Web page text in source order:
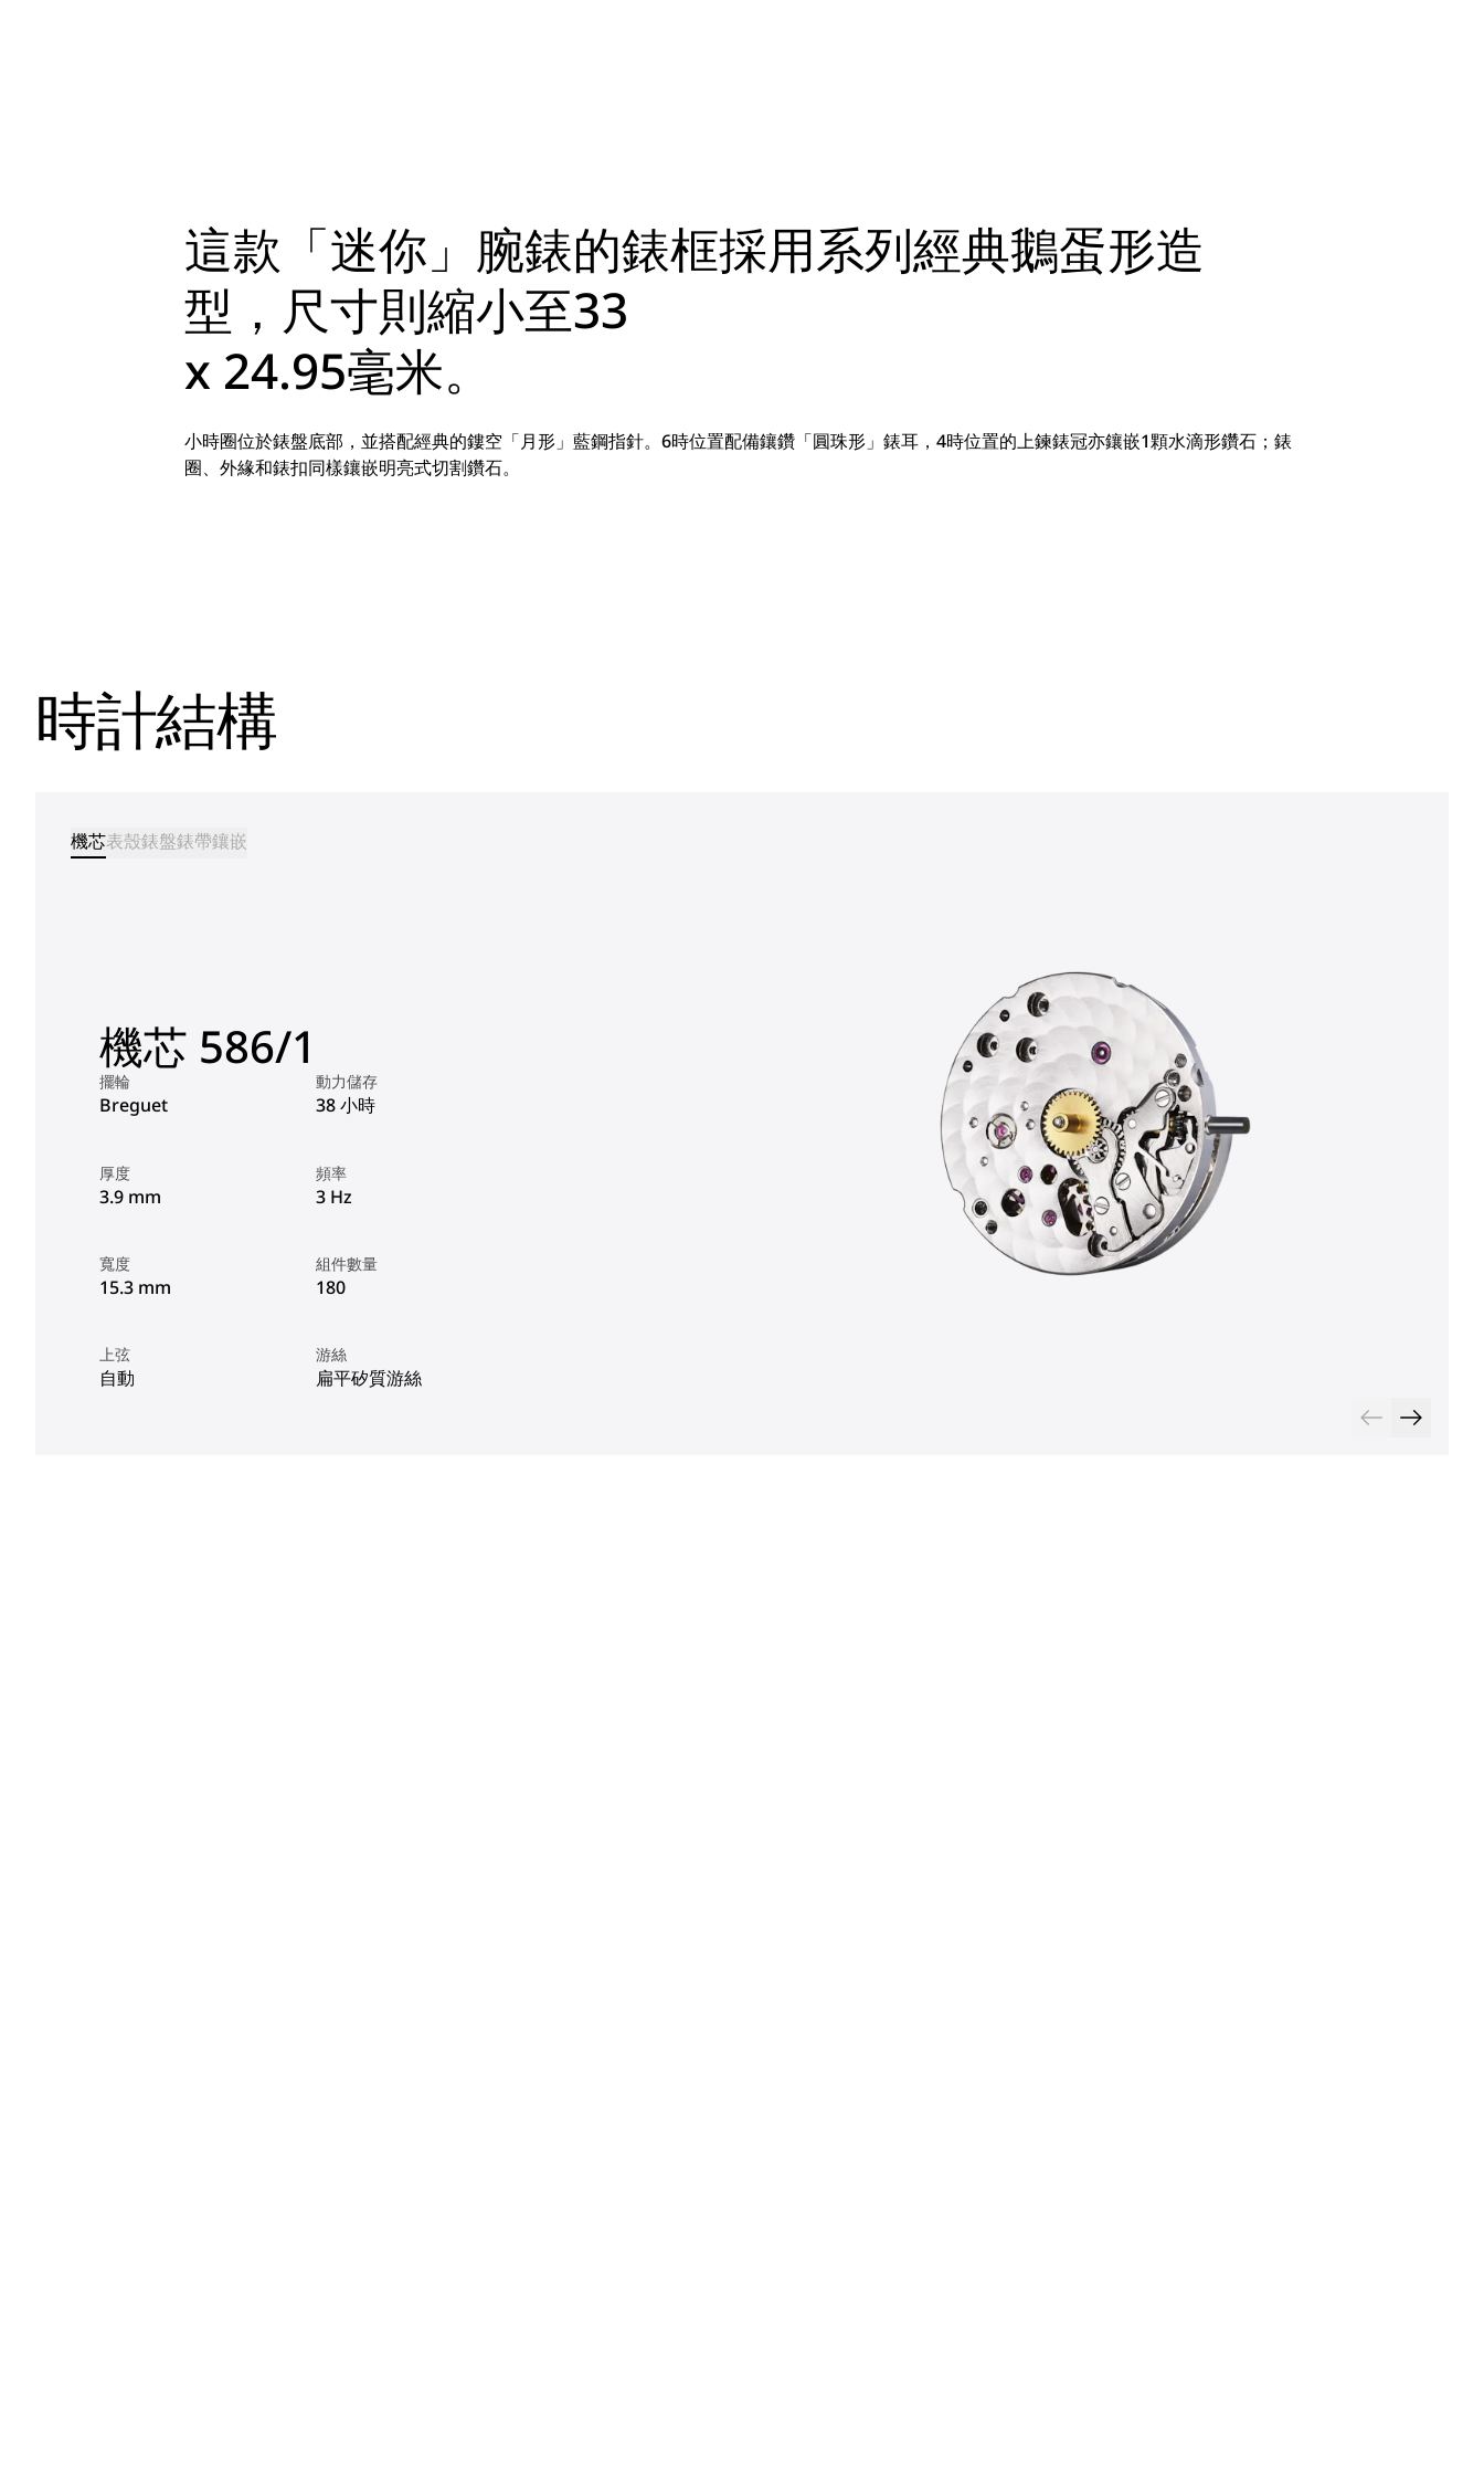
這款「迷你」腕錶的錶框採用系列經典鵝蛋形造
型，尺寸則縮小至33
x 24.95毫米。
小時圈位於錶盤底部，並搭配經典的鏤空「月形」藍鋼指針。6時位置配備鑲鑽「圓珠形」錶耳，4時位置的上鍊錶冠亦鑲嵌1顆水滴形鑽石；錶
圈、外緣和錶扣同樣鑲嵌明亮式切割鑽石。
時計結構
機芯表殼錶盤錶帶鑲嵌
機芯 586/1
擺輪
Breguet
動力儲存
38 小時
厚度
3.9 mm
頻率
3 Hz
寬度
15.3 mm
組件數量
180
上弦
自動
游絲
扁平矽質游絲